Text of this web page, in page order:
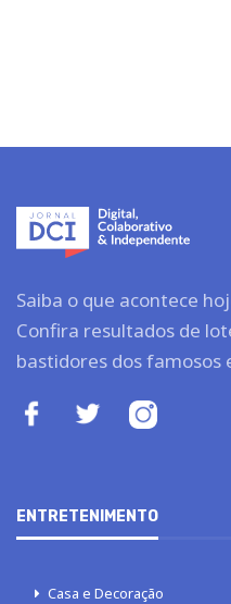
Saiba o que acontece
Confira resultados de
bastidores dos famosos
ENTRETENIMENTO
Casa e Decoração